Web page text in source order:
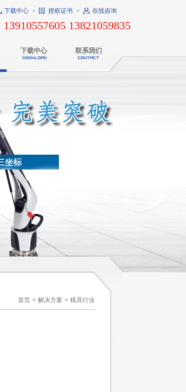
在线咨询
授权证书
下载中心
13910557605 13821059835
下载中心 联系我们
首页 > 解决方案 > 模具行业